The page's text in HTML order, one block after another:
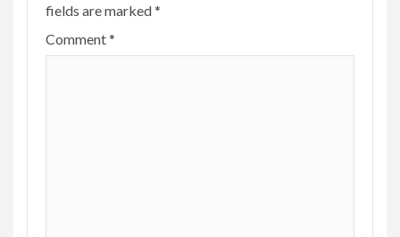
fields are marked*
Comment*